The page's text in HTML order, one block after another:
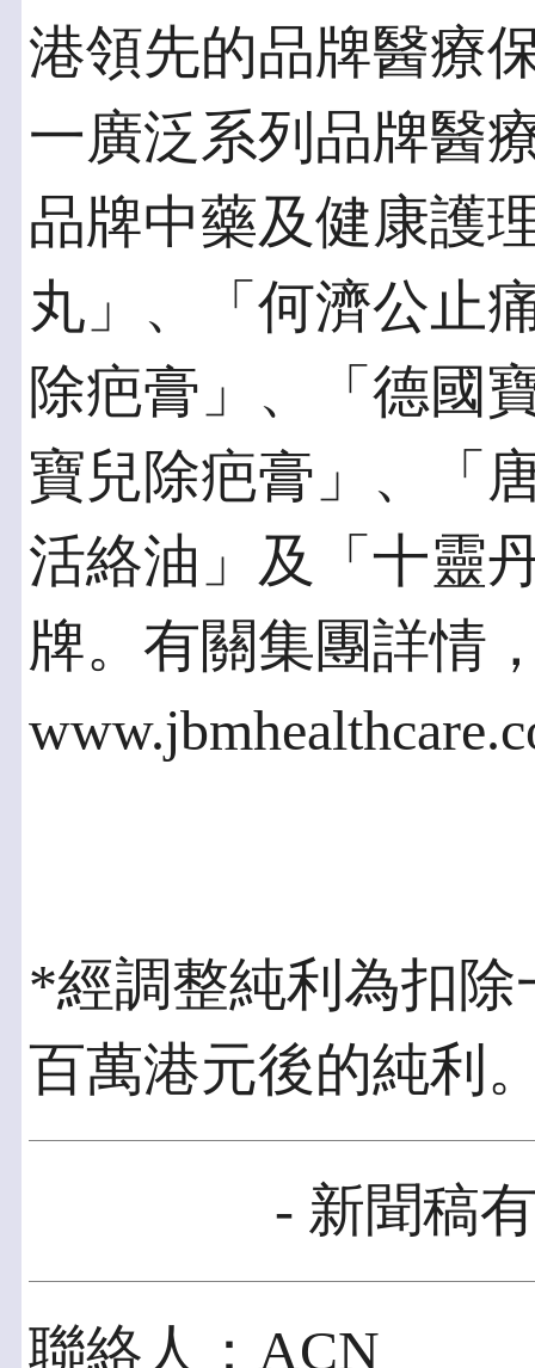
港領先的品牌醫療
一廣泛系列品牌醫
品牌中藥及健康護
丸」、「何濟公止
除疤膏」、「德國
寶兒除疤膏」、「
活絡油」及「十靈
牌。有關集團詳情
*經調整純利為扣除
百萬港元後的純利
- 新聞稿
聯絡人：ACN